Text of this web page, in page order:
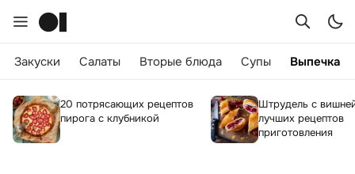
Закуски Салаты Вторые блюда Супы Выпечка
20 потрясающих рецептов
пирога с клубникой
Штрудель с
лучших рецептов
приготовления